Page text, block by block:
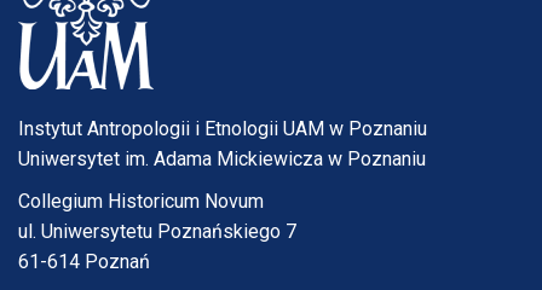
Instytut Antropologii i Etnologii UAM w Poznaniu
Uniwersytet im. Adama Mickiewicza w Poznaniu
Collegium Historicum Novum
ul. Uniwersytetu Poznańskiego 7
61-614 Poznań